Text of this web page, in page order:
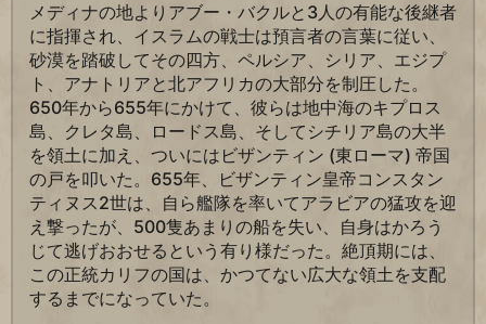
メディナの地よりアブー・バクルと3人の有能な後継者
に指揮され、イスラムの戦士は預言者の言葉に従い、
砂漠を踏破してその四方、ペルシア、シリア、エジプ
ト、アナトリアと北アフリカの大部分を制圧した。
650年から655年にかけて、彼らは地中海のキプロス
島、クレタ島、ロードス島、そしてシチリア島の大半
を領土に加え、ついにはビザンティン (東ローマ) 帝国
の戸を叩いた。655年、ビザンティン皇帝コンスタン
ティヌス2世は、自ら艦隊を率いてアラビアの猛攻を迎
え撃ったが、500隻あまりの船を失い、自身はかろう
じて逃げおおせるという有り様だった。絶頂期には、
この正統カリフの国は、かつてない広大な領土を支配
するまでになっていた。